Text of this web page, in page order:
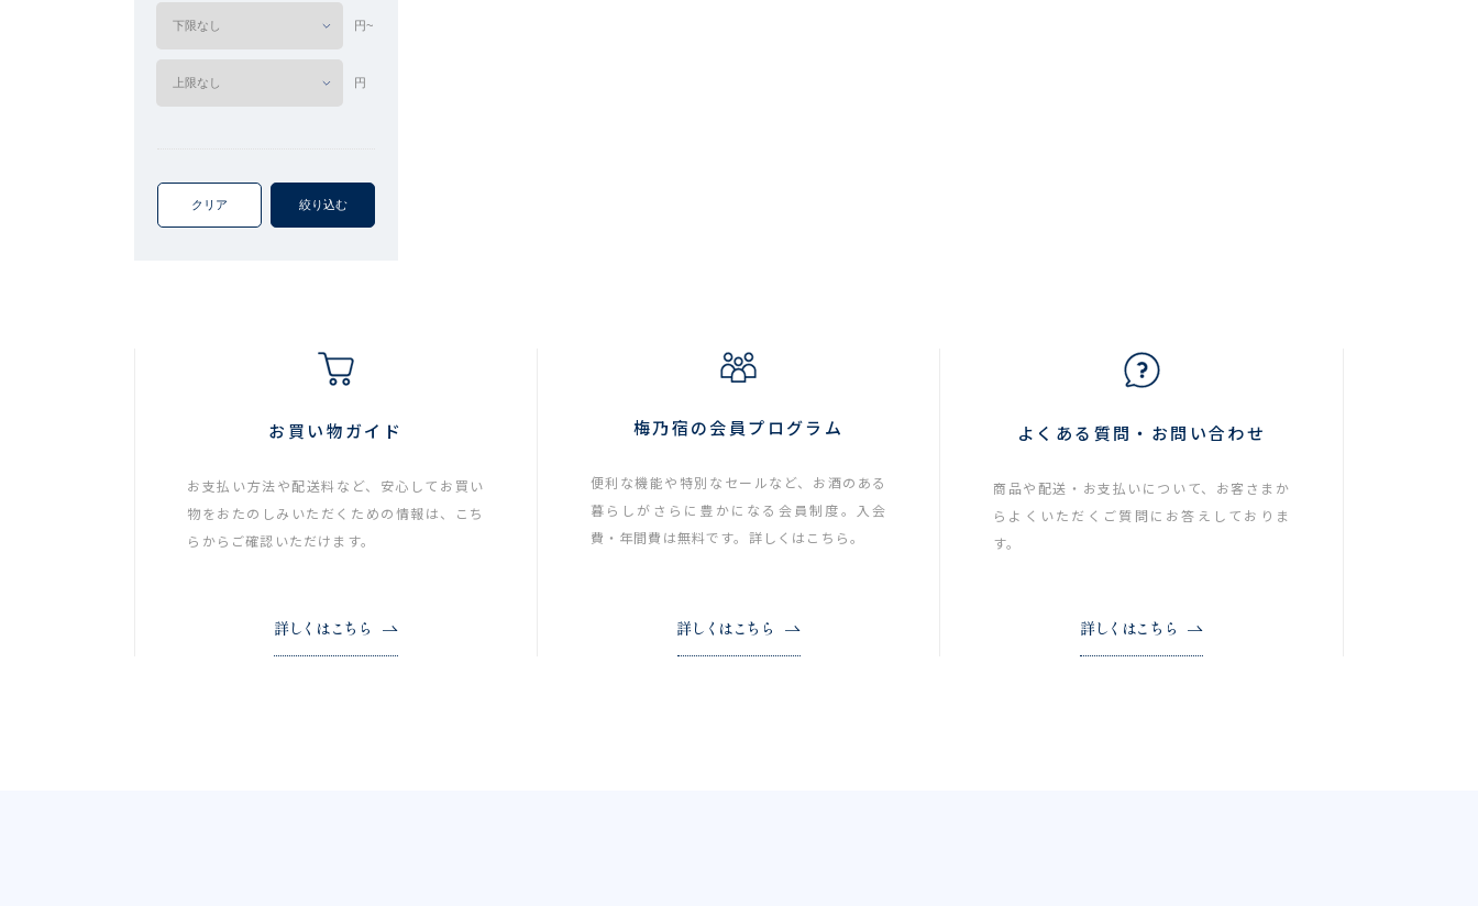
円~
円
クリア 絞り込む
お買い物ガイド
お支払い方法や配送料など、安心してお買い
物をおたのしみいただくための情報は、こち
らからご確認いただけます。
詳しくはこちら
梅乃宿の会員プログラム
便利な機能や特別なセールなど、お酒のある
暮らしがさらに豊かになる会員制度。入会
費・年間費は無料です。詳しくはこちら。
詳しくはこちら
よくある質問・お問い合わせ
商品や配送・お支払いについて、お客さまか
らよくいただくご質問にお答えしておりま
す。
詳しくはこちら